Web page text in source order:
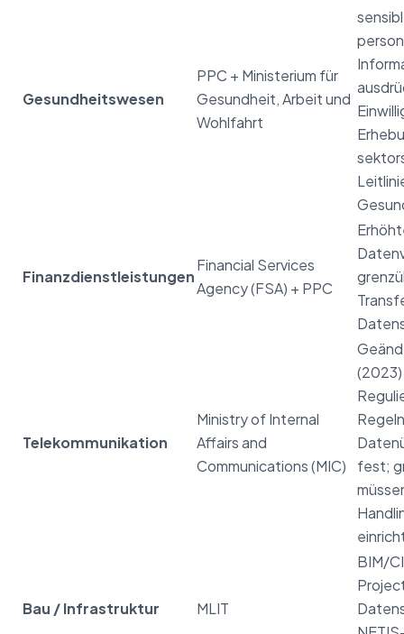
Gesundheitswesen
PPC + Ministerium für
Gesundheit, Arbeit und
Wohlfahrt
Finanzdienstleistungen
Financial Services
Agency (FSA) + PPC
Telekommunikation
Ministry of Internal
Affairs and
Communications (MIC)
fest;
Bau / Infrastruktur MLIT
BIM/